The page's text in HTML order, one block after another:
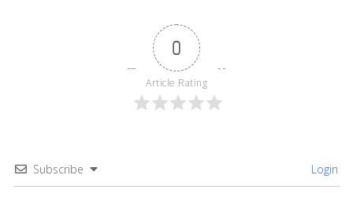
0
Article Rating
Subscribe Login